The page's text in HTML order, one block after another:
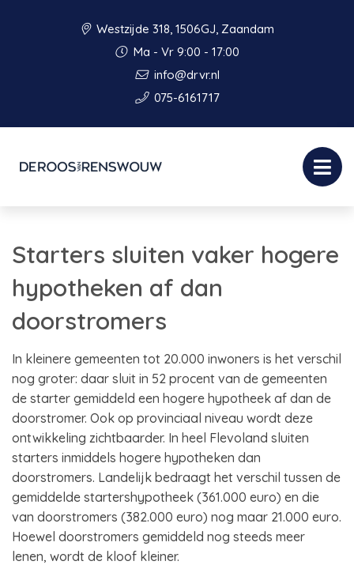
Westzijde 318, 1506GJ, Zaandam
Ma - Vr 9:00 - 17:00
info@drvr.nl
075-6161717
Starters sluiten vaker hogere
hypotheken af dan
doorstromers
In kleinere gemeenten tot 20.000 inwoners is het verschil
nog groter: daar sluit in 52 procent van de gemeenten
de starter gemiddeld een hogere hypotheek af dan de
doorstromer. Ook op provinciaal niveau wordt deze
ontwikkeling zichtbaarder. In heel Flevoland sluiten
starters inmiddels hogere hypotheken dan
doorstromers. Landelijk bedraagt het verschil tussen de
gemiddelde startershypotheek (361.000 euro) en die
van doorstromers (382.000 euro) nog maar 21.000 euro.
Hoewel doorstromers gemiddeld nog steeds meer
lenen, wordt de kloof kleiner.